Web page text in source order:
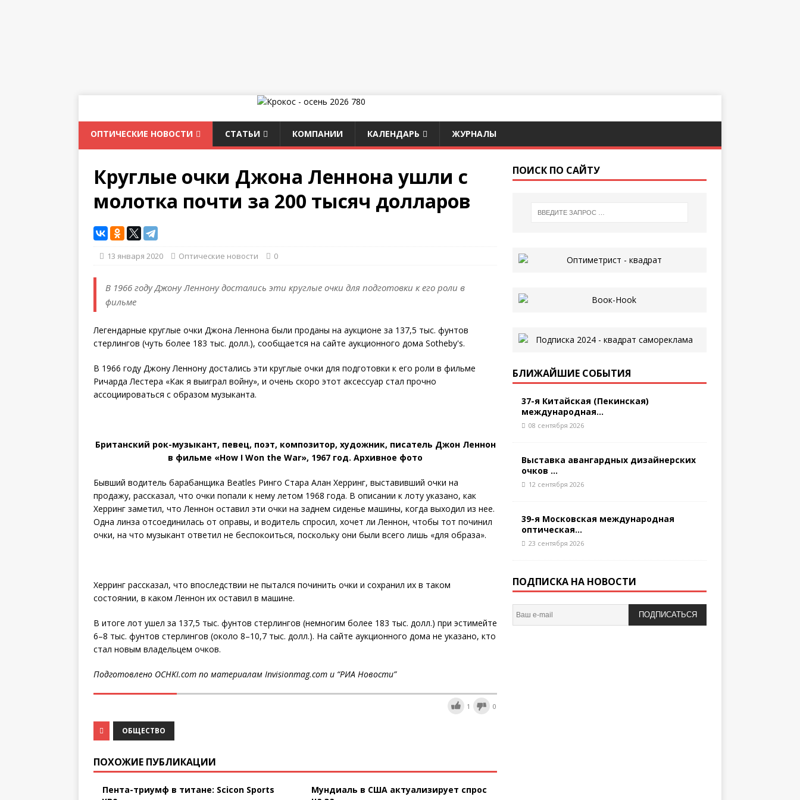
ОПТИЧЕСКИЕ НОВОСТИ СТАТЬИ КОМПАНИИ КАЛЕНДАРЬ ЖУРНАЛЫ
Круглые очки Джона Леннона ушли с
молотка почти за 200 тысяч долларов
13 января 2020 Оптические новости 0
В 1966 году Джону Леннону достались эти круглые очки для подготовки к его роли в
фильме
Легендарные круглые очки Джона Леннона были проданы на аукционе за 137,5 тыс. фунтов
стерлингов (чуть более 183 тыс. долл.), сообщается на сайте аукционного дома Sotheby's.
В 1966 году Джону Леннону достались эти круглые очки для подготовки к его роли в фильме
Ричарда Лестера «Как я выиграл войну», и очень скоро этот аксессуар стал прочно
ассоциироваться с образом музыканта.
Британский рок-музыкант, певец, поэт, композитор, художник, писатель Джон Леннон
в фильме «How I Won the War», 1967 год. Архивное фото
Бывший водитель барабанщика Beatles Ринго Стара Алан Херринг, выставивший очки на
продажу, рассказал, что очки попали к нему летом 1968 года. В описании к лоту указано, как
Херринг заметил, что Леннон оставил эти очки на заднем сиденье машины, когда выходил из нее.
Одна линза отсоединилась от оправы, и водитель спросил, хочет ли Леннон, чтобы тот починил
очки, на что музыкант ответил не беспокоиться, поскольку они были всего лишь «для образа».
Херринг рассказал, что впоследствии не пытался починить очки и сохранил их в таком
состоянии, в каком Леннон их оставил в машине.
В итоге лот ушел за 137,5 тыс. фунтов стерлингов (немногим более 183 тыс. долл.) при эстимейте
6–8 тыс. фунтов стерлингов (около 8–10,7 тыс. долл.). На сайте аукционного дома не указано, кто
стал новым владельцем очков.
Подготовлено OCHKI.com по материалам Invisionmag.com и “РИА Новости”
1 0
ОБЩЕСТВО
ПОХОЖИЕ ПУБЛИКАЦИИ
Пента-триумф в титане: Scicon Sports
Мундиаль в США актуализирует спрос
ПОИСК ПО САЙТУ
БЛИЖАЙШИЕ СОБЫТИЯ
37-я Китайская (Пекинская)
международная...
08 сентября 2026
Выставка авангардных дизайнерских
очков ...
12 сентября 2026
39-я Московская международная
оптическая...
23 сентября 2026
ПОДПИСКА НА НОВОСТИ
ПОДПИСАТЬСЯ